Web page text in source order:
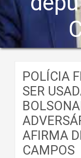
POLÍCIA
SER
AFIRMA
CAMPOS